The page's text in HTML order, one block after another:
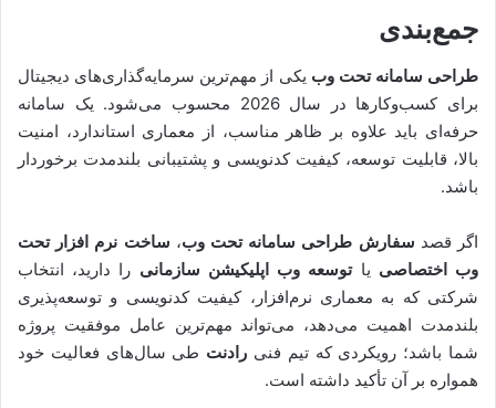
جمع‌بندی
طراحی سامانه تحت وب یکی از مهم‌ترین سرمایه‌گذاری‌های دیجیتال
برای کسب‌وکارها در سال 2026 محسوب می‌شود. یک سامانه
حرفه‌ای باید علاوه بر ظاهر مناسب، از معماری استاندارد، امنیت
بالا، قابلیت توسعه، کیفیت کدنویسی و پشتیبانی بلندمدت برخوردار
باشد.
اگر قصد سفارش طراحی سامانه تحت وب، ساخت نرم افزار تحت
وب اختصاصی یاتوسعه وب اپلیکیشن سازمانی را دارید، انتخاب
شرکتی که به معماری نرم‌افزار، کیفیت کدنویسی و توسعه‌پذیری
بلندمدت اهمیت می‌دهد، می‌تواند مهم‌ترین عامل موفقیت پروژه
شما باشد؛ رویکردی که تیم فنی رادنت طی سال‌های فعالیت خود
همواره بر آن تأکید داشته است.